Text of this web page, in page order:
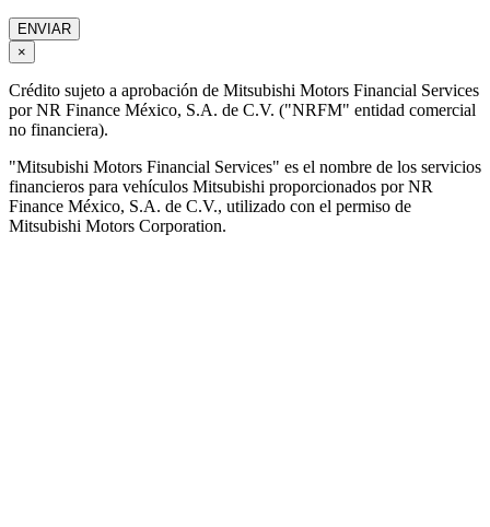
×
Crédito sujeto a aprobación de Mitsubishi Motors Financial Services
por NR Finance México, S.A. de C.V. ("NRFM" entidad comercial
no financiera).
"Mitsubishi Motors Financial Services" es el nombre de los servicios
financieros para vehículos Mitsubishi proporcionados por NR
Finance México, S.A. de C.V., utilizado con el permiso de
Mitsubishi Motors Corporation.